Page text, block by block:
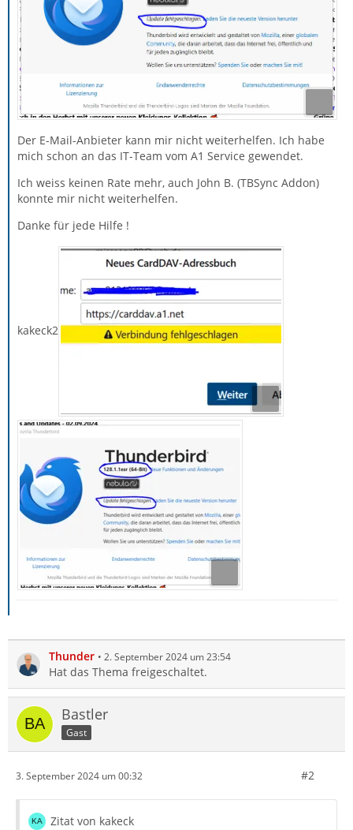
Der E-Mail-Anbieter kann mir nicht weiterhelfen. Ich habe
mich schon an das IT-Team vom A1 Service gewendet.
Ich weiss keinen Rate mehr, auch John B. (TBSync Addon)
konnte mir nicht weiterhelfen.
Danke für jede Hilfe !
kakeck2
Thunder 2. September 2024 um 23:54
Hat das Thema freigeschaltet.
Bastler
Gast
3. September 2024 um 00:32 #2
Zitat von kakeck